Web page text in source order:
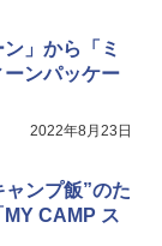
ブン ヘルシオ
」から「ミ
ンパッケー
2022年8月23日
ンプ飯”のた
CAMP ス